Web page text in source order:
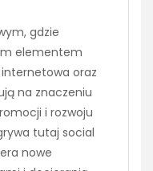
gdzie
elementem
oraz
na znaczeniu
i rozwoju
tutaj social
nowe